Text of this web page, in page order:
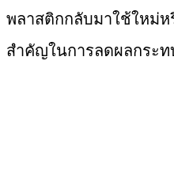
พลาสติกกลับมาใช้ใหม่ห
สำคัญในการลดผลกระ